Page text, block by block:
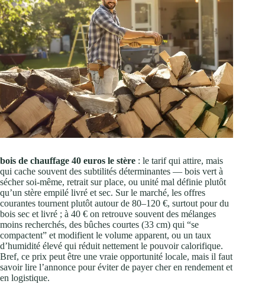
bois de chauffage 40 euros le stère : le tarif qui attire, mais
qui cache souvent des subtilités déterminantes — bois vert à
sécher soi‑même, retrait sur place, ou unité mal définie plutôt
qu’un stère empilé livré et sec. Sur le marché, les offres
courantes tournent plutôt autour de 80–120 €, surtout pour du
bois sec et livré ; à 40 € on retrouve souvent des mélanges
moins recherchés, des bûches courtes (33 cm) qui “se
compactent” et modifient le volume apparent, ou un taux
d’humidité élevé qui réduit nettement le pouvoir calorifique.
Bref, ce prix peut être une vraie opportunité locale, mais il faut
savoir lire l’annonce pour éviter de payer cher en rendement et
en logistique.